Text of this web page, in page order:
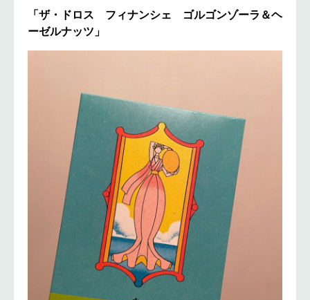
「ザ・ドロス フィナンシェ ゴルゴンゾーラ＆ヘ
ーゼルナッツ」